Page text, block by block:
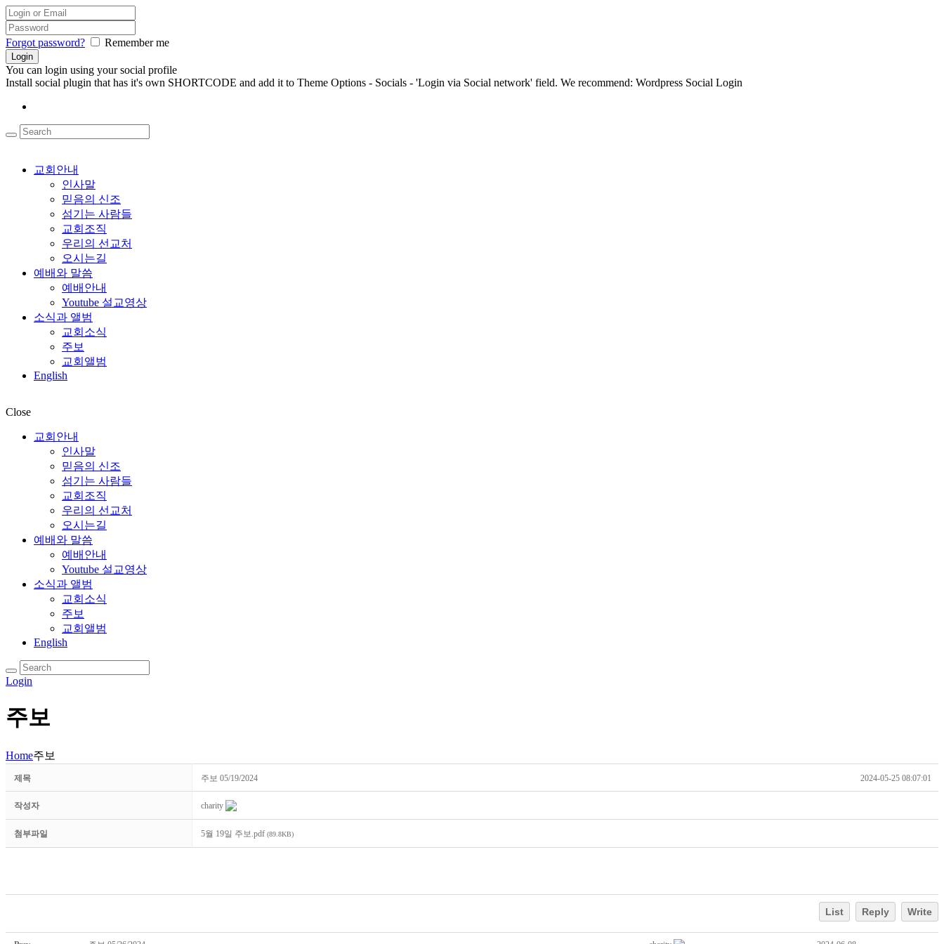
Forgot password? Remember me
You can login using your social profile
Install social plugin that has it's own SHORTCODE and add it to Theme Options - Socials - 'Login via Social network' field. We recommend: Wordpress Social Login
교회안내
인사말
믿음의 신조
섬기는 사람들
교회조직
우리의 선교처
오시는길
예배와 말씀
예배안내
Youtube 설교영상
소식과 앨범
교회소식
주보
교회앨범
English
Close
교회안내
인사말
믿음의 신조
섬기는 사람들
교회조직
우리의 선교처
오시는길
예배와 말씀
예배안내
Youtube 설교영상
소식과 앨범
교회소식
주보
교회앨범
English
Login
주보
Home주보
제목 주보 05/19/2024 2024-05-25 08:07:01
작성자 charity
첨부파일 5월 19일 주보.pdf (89.8KB)
List Reply Write